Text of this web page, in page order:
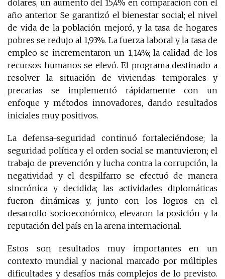
dólares, un aumento del 15,4% en comparación con el
año anterior. Se garantizó el bienestar social; el nivel
de vida de la población mejoró, y la tasa de hogares
pobres se redujo al 1,93%. La fuerza laboral y la tasa de
empleo se incrementaron un 1,14%; la calidad de los
recursos humanos se elevó. El programa destinado a
resolver la situación de viviendas temporales y
precarias se implementó rápidamente con un
enfoque y métodos innovadores, dando resultados
iniciales muy positivos.
La defensa-seguridad continuó fortaleciéndose; la
seguridad política y el orden social se mantuvieron; el
trabajo de prevención y lucha contra la corrupción, la
negatividad y el despilfarro se efectuó de manera
sincrónica y decidida; las actividades diplomáticas
fueron dinámicas y, junto con los logros en el
desarrollo socioeconómico, elevaron la posición y la
reputación del país en la arena internacional.
Estos son resultados muy importantes en un
contexto mundial y nacional marcado por múltiples
dificultades y desafíos más complejos de lo previsto.